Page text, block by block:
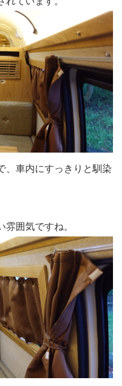
、車内にすっきりと馴染
囲気ですね。